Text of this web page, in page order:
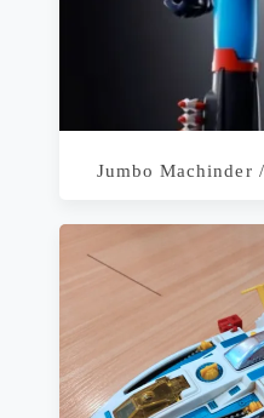
Jumbo Machinder